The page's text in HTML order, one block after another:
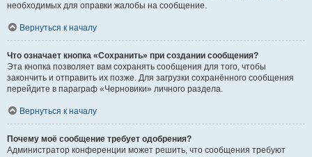
необходимых для оправки жалобы на сообщение.
Вернуться к началу
Что означает кнопка «Сохранить» при создании сообщения?
Эта кнопка позволяет вам сохранять сообщения для того, чтобы
закончить и отправить их позже. Для загрузки сохранённого сообщения
перейдите в параграф «Черновики» личного раздела.
Вернуться к началу
Почему моё сообщение требует одобрения?
Администратор конференции может решить, что сообщения требуют